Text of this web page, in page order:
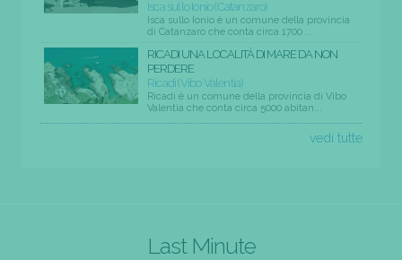
Isca sullo Ionio (Catanzaro)
Isca sullo Ionio è un comune della provincia
di Catanzaro che conta circa 1700 ...
RICADI UNA LOCALITÀ DI MARE DA NON
PERDERE
Ricadi (Vibo Valentia)
Ricadi è un comune della provincia di Vibo
Valentia che conta circa 5000 abitan...
vedi tutte
Last Minute